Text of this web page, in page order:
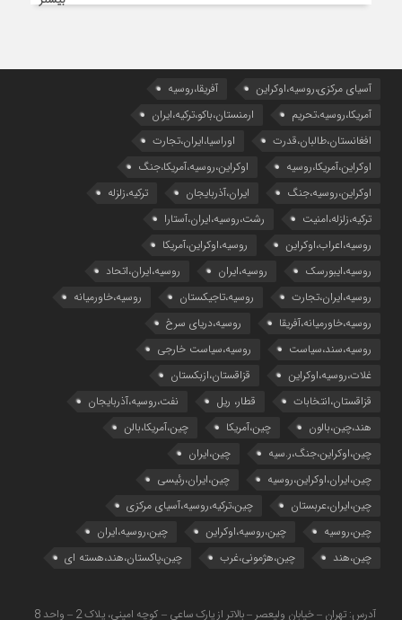
آسیای مرکزی،روسیه،اوکراین
آفریقا،روسیه
آمریکا،روسیه،تحریم
ارمنستان،باکو،ترکیه،ایران
افغانستان،طالبان،قدرت
اوراسیا،ایران،تجارت
اوکراین،آمریکا،روسیه
اوکراین،روسیه،آمریکا،جنگ
اوکراین،روسیه،جنگ
ایران،آذربایجان
ترکیه،زلزله
ترکیه،زلزله،امنیت
رشت،روسیه،ایران،آستارا
روسیه،اعراب،اوکراین
روسیه،اوکراین،آمریکا
روسیه،ایبورسک
روسیه،ایران
روسیه،ایران،اتحاد
روسیه،ایران،تجارت
روسیه،تاجیکستان
روسیه،خاورمیانه
روسیه،خاورمیانه،آفریقا
روسیه،دریای سرخ
روسیه،سند،سیاست
روسیه،سیاست خارجی
غلات،روسیه،اوکراین
قزاقستان،ازبکستان
قزاقستان،انتخابات
قطار، ریل
نفت،روسیه،آذربایجان
هند،چین،بالون
چین،آمریکا
چین،آمریکا،بالن
چین،اوکراین،جنگ،ر.سیه
چین،ایران
چین،ایران،اوکراین،روسیه
چین،ایران،رئیسی
چین،ایران،عربستان
چین،ترکیه،روسیه،آسیای مرکزی
چین،روسیه
چین،روسیه،اوکراین
چین،روسیه،ایران
چین،هند
چین،هژمونی،غرب چین،پاکستان،هند،هسته ای